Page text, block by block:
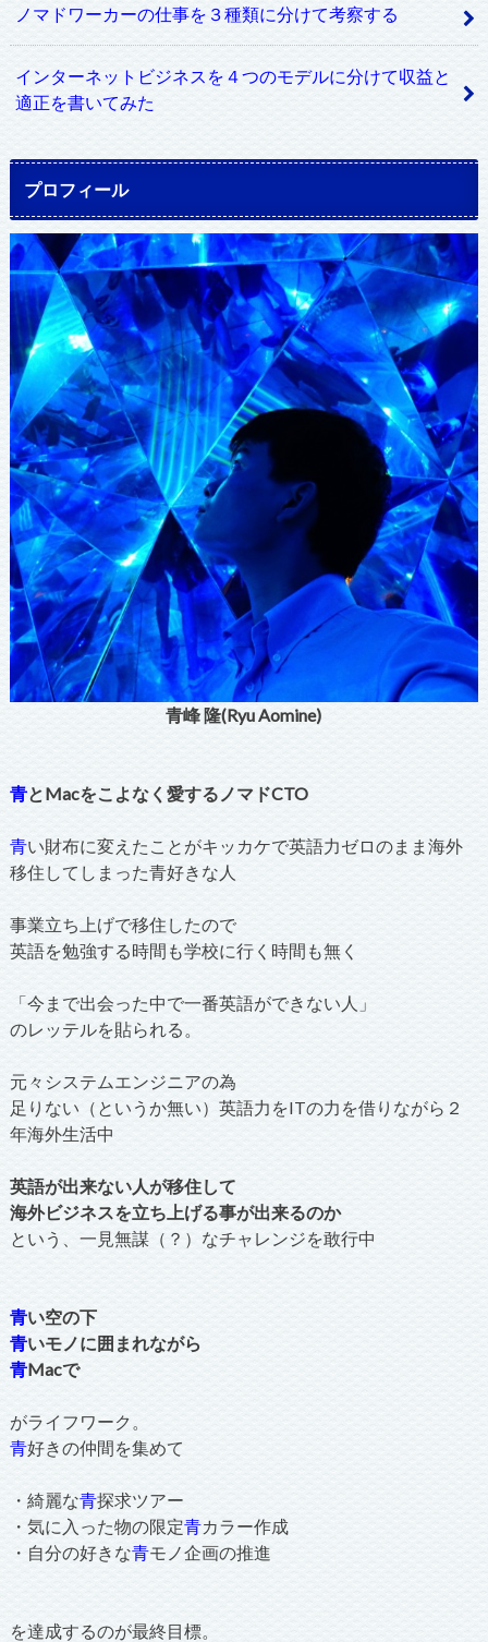
ノマドワーカーの仕事を３種類に分けて考察する
インターネットビジネスを４つのモデルに分けて収益と
適正を書いてみた
プロフィール
青峰 隆(Ryu Aomine)
青とMacをこよなく愛するノマドCTO
青い財布に変えたことがキッカケで英語力ゼロのまま海外
移住してしまった青好きな人
事業立ち上げで移住したので
英語を勉強する時間も学校に行く時間も無く
「今まで出会った中で一番英語ができない人」
のレッテルを貼られる。
元々システムエンジニアの為
足りない（というか無い）英語力をITの力を借りながら２
年海外生活中
英語が出来ない人が移住して
海外ビジネスを立ち上げる事が出来るのか
という、一見無謀（？）なチャレンジを敢行中
青い空の下
青いモノに囲まれながら
青Macで
がライフワーク。
青好きの仲間を集めて
・綺麗な青探求ツアー
・気に入った物の限定青カラー作成
・自分の好きな青モノ企画の推進
を達成するのが最終目標。